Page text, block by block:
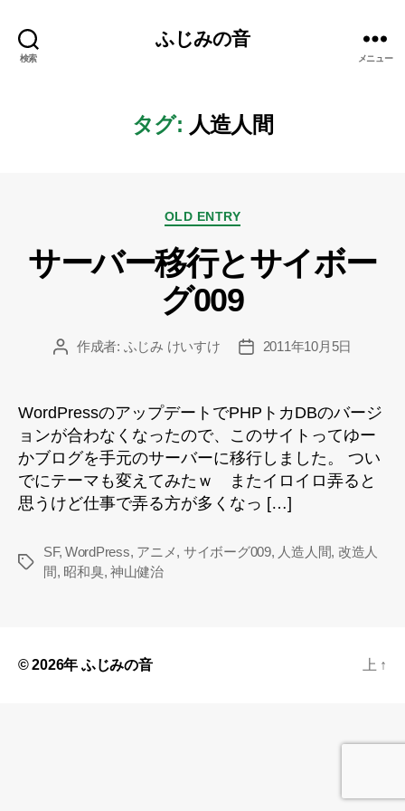
検索
ふじみの音
メニュー
タグ: 人造人間
カ
ゴ
リ
ー
OLD ENTRY
サーバー移行とサイボー
グ009
投 作成者: ふじみ けいすけ
投
2011年10月5日
WordPressのアップデートでPHPトカDBのバージ
ョンが合わなくなったので、このサイトってゆー
かブログを手元のサーバーに移行しました。 つい
でにテーマも変えてみたｗ またイロイロ弄ると
思うけど仕事で弄る方が多くなっ […]
タ
SF, WordPress, アニメ, サイボーグ009, 人造人間, 改造人
間, 昭和臭, 神山健治
© 2026年 ふじみの音 上 ↑